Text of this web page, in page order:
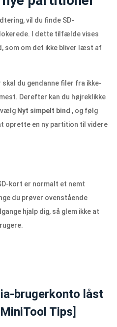
vil du finde SD-
I dette tilfælde vises
som om det ikke bliver læst af
du gendanne filer fra ikke-
Derefter kan du højreklikke
vælg Nyt simpelt bind , og følg
oprette en ny partition til videre
kort er normalt et nemt
du prøver ovenstående
hjalp dig, så glem ikke at
brugerkonto låst
Tips]